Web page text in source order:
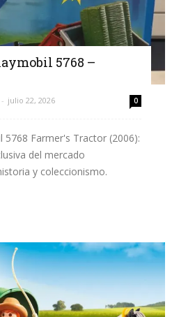
5768 –
- julio 22, 2026 0
5768 Farmer's Tractor (2006):
del mercado
y coleccionismo.